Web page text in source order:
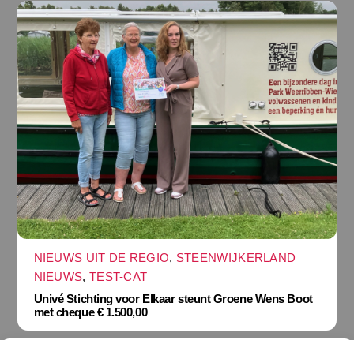
NIEUWS UIT DE REGIO, STEENWIJKERLAND
NIEUWS, TEST-CAT
Univé Stichting voor Elkaar steunt Groene Wens Boot
met cheque € 1.500,00